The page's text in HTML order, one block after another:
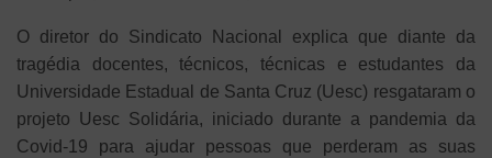
O diretor do Sindicato Nacional explica que diante da
tragédia docentes, técnicos, técnicas e estudantes da
Universidade Estadual de Santa Cruz (Uesc) resgataram o
projeto Uesc Solidária, iniciado durante a pandemia da
Covid-19 para ajudar pessoas que perderam as suas